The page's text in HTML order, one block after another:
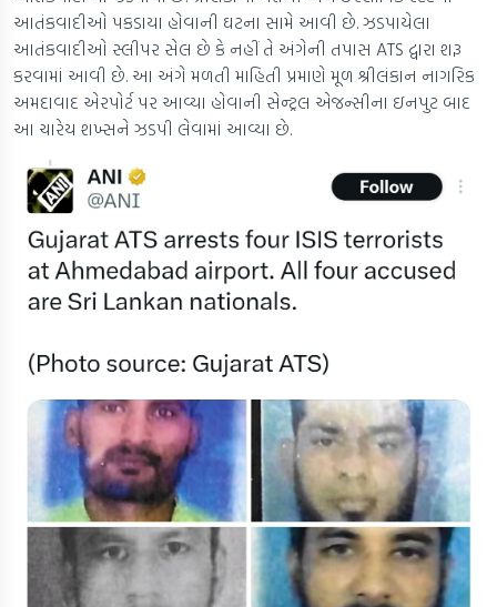
આતંકવાદીઓ પકડાયા હોવાની ઘટના સામે આવી છે. ઝડપાયેલા
આતંકવાદીઓ સ્લીપર સેલ છે કે નહીં તે અંગેની તપાસ ATS દ્વારા શરૂ
કરવામાં આવી છે. આ અંગે મળતી માહિતી પ્રમાણે મૂળ શ્રીલંકાન નાગરિક
અમદાવાદ એરપોર્ટ પર આવ્યા હોવાની સેન્ટ્રલ એજન્સીના ઇનપુટ બાદ
આ ચારેય શખ્સને ઝડપી લેવામાં આવ્યા છે.